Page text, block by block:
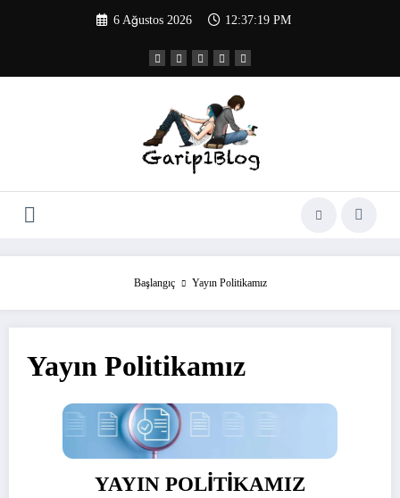
6 Ağustos 2026 12:37:19 PM
Başlangıç Yayın Politikamız
Yayın Politikamız
YAYIN POLİTİKAMIZ